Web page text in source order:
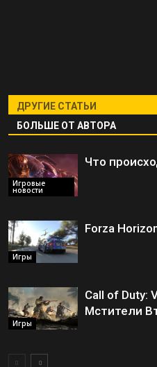
ДРУГИЕ СТАТЬИ
БОЛЬШЕ ОТ АВТОРА
Игровые
новости
Что
Игры
Forza
Игры
Call of Duty:
Мстители